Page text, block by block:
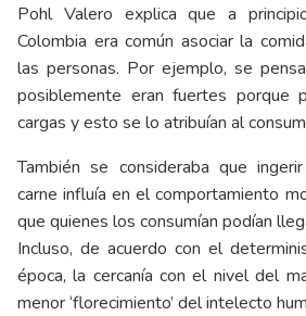
Pohl Valero explica que a
Colombia era común asociar la
las personas. Por ejemplo, se
posiblemente eran fuertes porque
cargas y esto se lo atribuían al
También se consideraba que
carne influía en el comportamiento
que quienes los consumían podían
Incluso, de acuerdo con el
época, la cercanía con el nivel del
menor ‘florecimiento’ del intelecto